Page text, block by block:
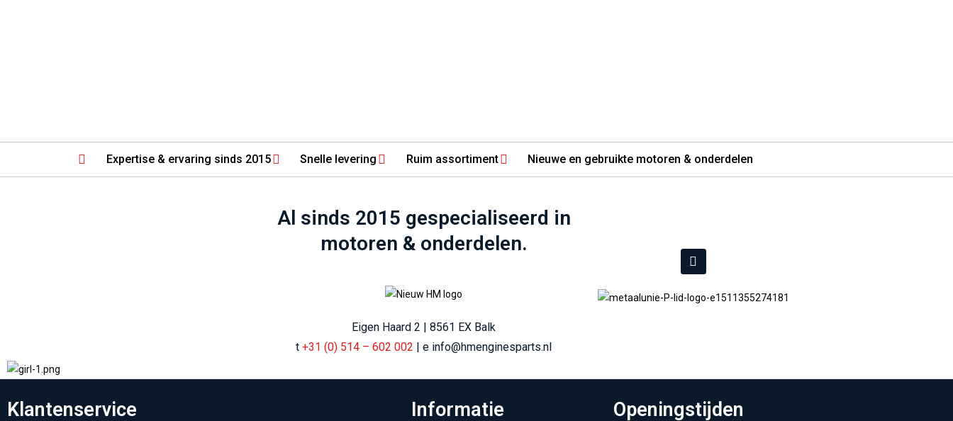
Expertise & ervaring sinds 2015 Snelle levering Ruim assortiment Nieuwe en gebruikte motoren & onderdelen
Al sinds 2015 gespecialiseerd in
motoren & onderdelen.
Eigen Haard 2 | 8561 EX Balk
t+31 (0) 514 – 602 002 | e info@hmenginesparts.nl
Klantenservice Informatie Openingstijden